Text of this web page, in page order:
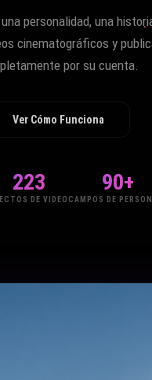
personalidad, una
cinematográficos y
por su cuenta.
Ver Cómo Funciona
223
DE VIDEO
90+
CAMPOS DE